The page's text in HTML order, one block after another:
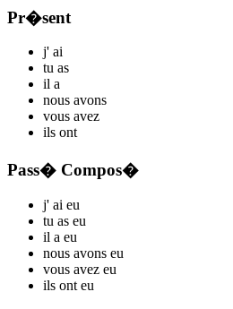
Pr�sent
j' ai
tu as
il a
nous avons
vous avez
ils ont
Pass� Compos�
j' ai eu
tu as eu
il a eu
nous avons eu
vous avez eu
ils ont eu